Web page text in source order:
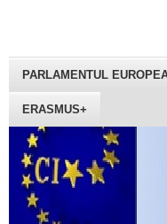
PARLAMENTUL
ERASMUS+